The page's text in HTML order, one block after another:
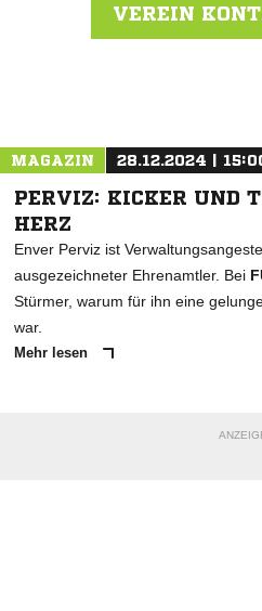
VEREIN
MAGAZIN 28.12.2024 |
PERVIZ: KICKER UND
HERZ
Enver Perviz ist
ausgezeichneter Ehrenamtler. Bei
Stürmer, warum für ihn eine
war.
Mehr lesen